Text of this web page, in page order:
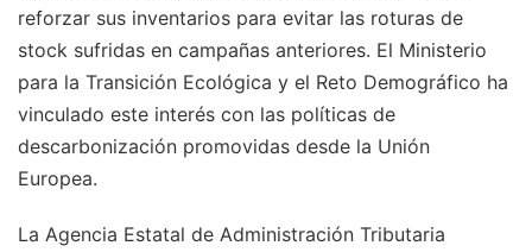
reforzar sus inventarios para evitar las roturas de
stock sufridas en campañas anteriores. El Ministerio
para la Transición Ecológica y el Reto Demográfico ha
vinculado este interés con las políticas de
descarbonización promovidas desde la Unión
Europea.
La Agencia Estatal de Administración Tributaria